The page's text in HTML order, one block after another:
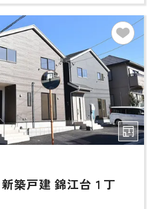
築戸建 錦江台１丁